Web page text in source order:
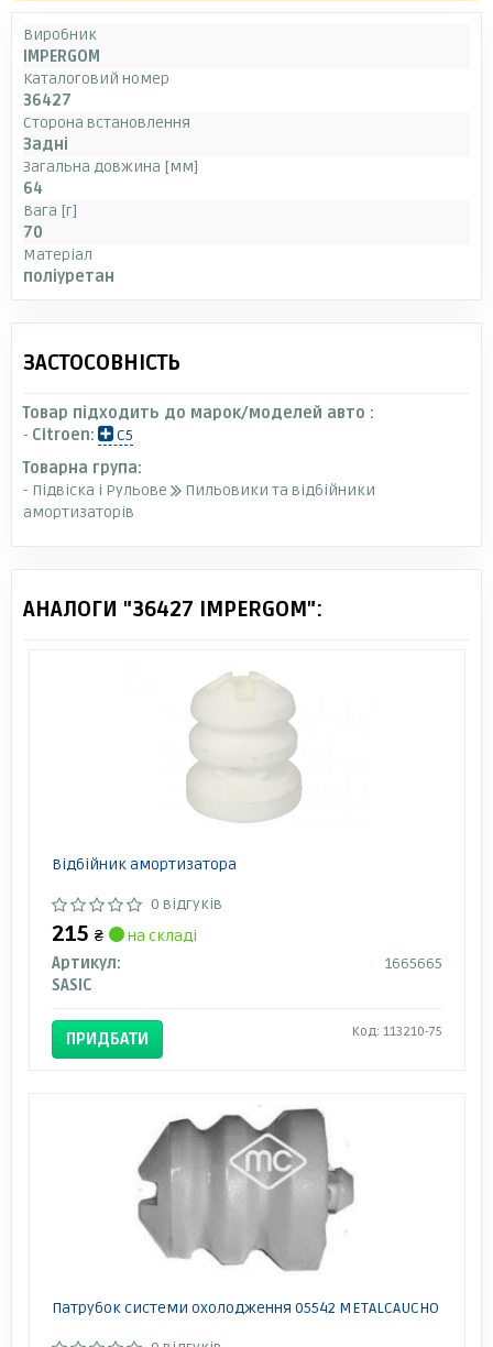
Виробник
IMPERGOM
Каталоговий номер
36427
Сторона встановлення
Задні
Загальна довжина [мм]
64
Вага [г]
70
Матеріал
поліуретан
ЗАСТОСОВНІСТЬ
Товар підходить до марок/моделей авто :
- Citroen:
C5
Товарна група:
- Підвіска і Рульове
Пильовики та відбійники
амортизаторів
АНАЛОГИ "36427 IMPERGOM":
Відбійник амортизатора
0 відгуків
215 ₴
на складі
Артикул:
1665665
SASIC
ПРИДБАТИ Код: 113210-75
Патрубок системи охолодження 05542 METALCAUCHO